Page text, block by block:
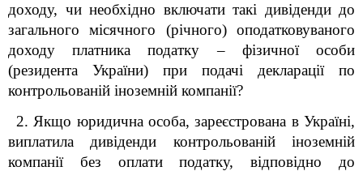
доходу, чи необхідно включати такі дивіденди до
загального місячного (річного) оподатковуваного
доходу платника податку – фізичної особи
(резидента України) при подачі декларації по
контрольованій іноземній компанії?
2. Якщо юридична особа, зареєстрована в Україні,
виплатила дивіденди контрольованій іноземній
компанії без оплати податку, відповідно до